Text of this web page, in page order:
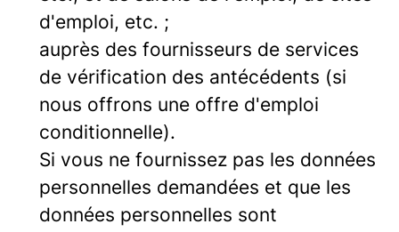
d'emploi, etc. ;
auprès des fournisseurs de services
de vérification des antécédents (si
nous offrons une offre d'emploi
conditionnelle).
Si vous ne fournissez pas les données
personnelles demandées et que les
données personnelles sont